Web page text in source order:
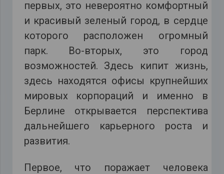
первых, это невероятно комфортный
и красивый зеленый город, в сердце
которого расположен огромный
парк. Во-вторых, это город
возможностей. Здесь кипит жизнь,
здесь находятся офисы крупнейших
мировых корпораций и именно в
Берлине открывается перспектива
дальнейшего карьерного роста и
развития.
Первое, что поражает человека